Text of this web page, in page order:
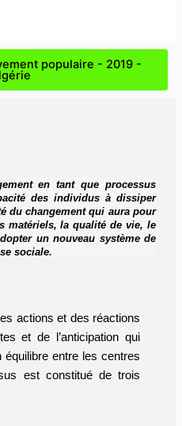
populaire - 2019 -
en tant que processus
des individus à dissiper
du changement qui aura pour
matériels, la qualité de vie, le
un nouveau système de
sociale.
actions et des réactions
et de l’anticipation qui
équilibre entre les centres
est constitué de trois